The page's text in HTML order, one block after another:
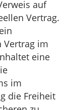
auf
Vertrag.
Vertrag im
eine
im
die Freiheit